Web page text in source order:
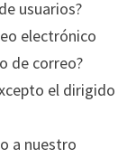
usuarios?
electrónico
de correo?
el dirigido
a nuestro